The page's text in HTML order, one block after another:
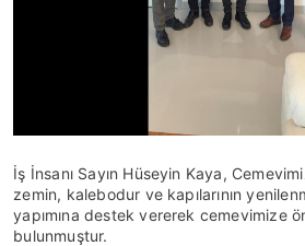
İş İnsanı Sayın Hüseyin Kaya,
zemin, kalebodur ve kapılarının
yapımına destek vererek cemevimize
bulunmuştur.